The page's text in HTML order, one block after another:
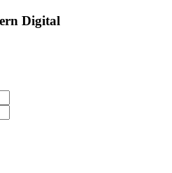
Digital